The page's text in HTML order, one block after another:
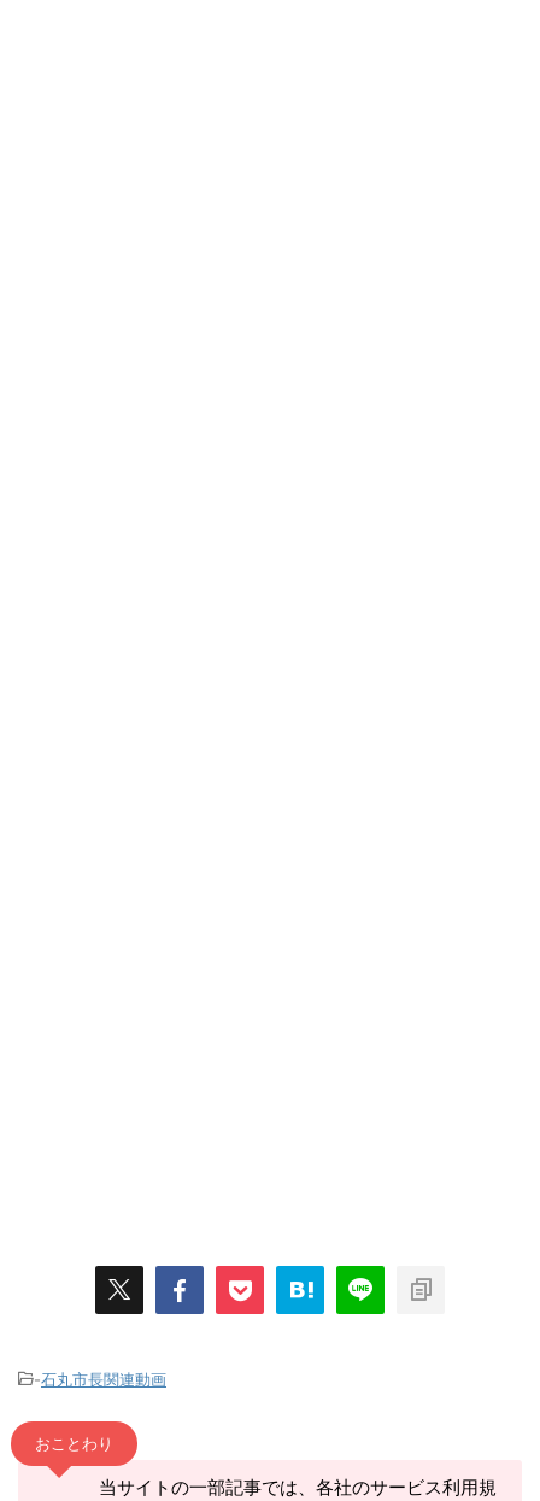
-石丸市長関連動画
おことわり
当サイトの一部記事では、各社のサービス利用規